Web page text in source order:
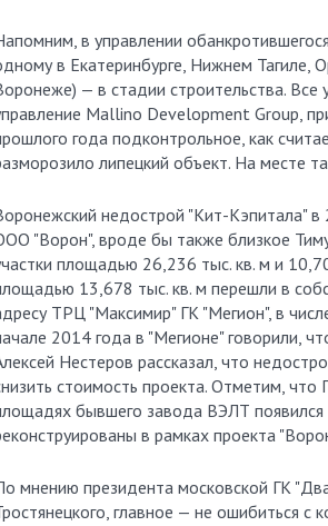
в управлении
в Екатеринбурге, Нижнем Тагиле,
— в стадии строительства.
Mallino Development Group,
года подконтрольное, как
липецкий объект. На месте
недострой "Кит-Кэпитала" в
"Ворон", вроде бы также близкое
площадью 26,236 тыс. кв. м и
13,678 тыс. кв. м перешли в
ТРЦ "Максимир" ГК "Мегион", в
2014 года в "Мегионе" говорили,
Нестеров рассказал, что
стоимость проекта. Отметим, что
бывшего завода ВЭЛТ появился
в рамках проекта
мнению президента московской ГК
главное — не ошибиться с